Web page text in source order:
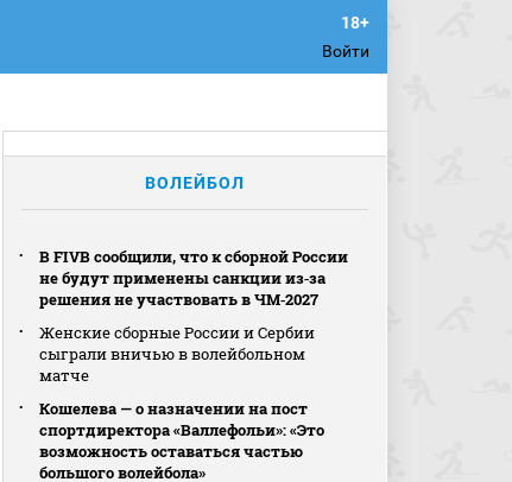
Войти
ВОЛЕЙБОЛ
В FIVB сообщили, что к сборной России
не будут применены санкции из‑за
решения не участвовать в ЧМ‑2027
Женские сборные России и Сербии
сыграли вничью в волейбольном
матче
Кошелева — о назначении на пост
спортдиректора «Валлефольи»: «Это
возможность оставаться частью
большого волейбола»